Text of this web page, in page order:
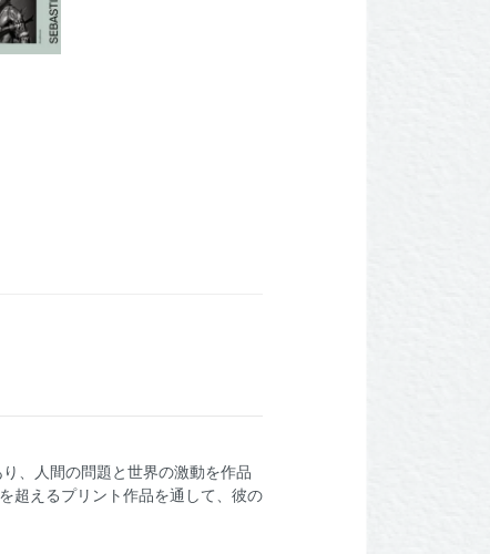
、人間の問題と世界の激動を作品
超えるプリント作品を通して、彼の